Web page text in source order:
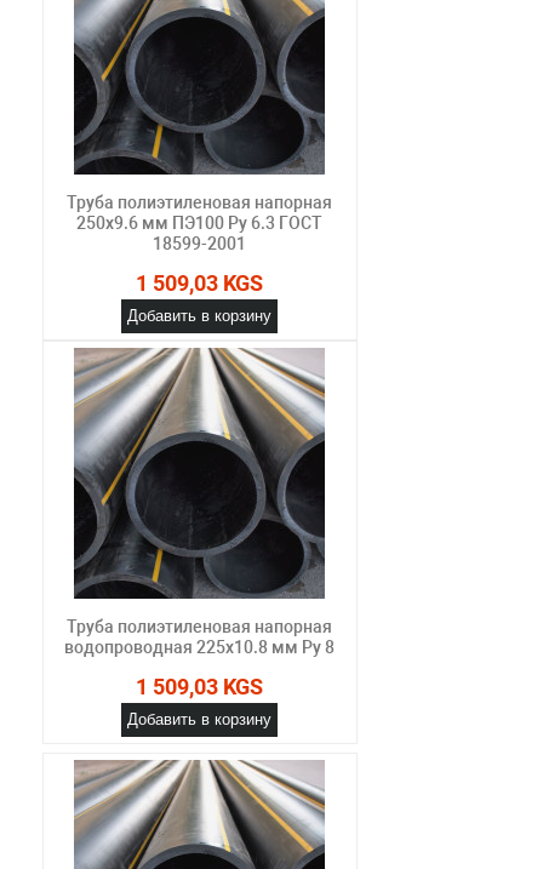
Труба полиэтиленовая напорная
250х9.6 мм ПЭ100 Ру 6.3 ГОСТ
18599-2001
1 509,03 KGS
Добавить в корзину
Труба полиэтиленовая напорная
водопроводная 225х10.8 мм Ру 8
1 509,03 KGS
Добавить в корзину